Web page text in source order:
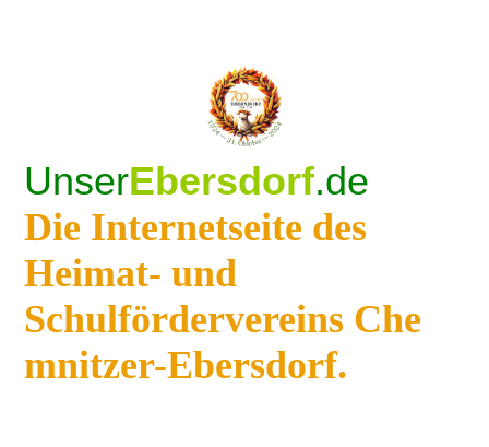
UnserEbersdorf.de
Die Internetseite des
Heimat- und
Schulfördervereins Che
mnitzer-Ebersdorf.